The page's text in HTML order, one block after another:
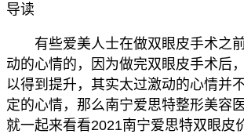
导读
有些爱美人士在做双眼皮手术之
动的心情的，因为做完双眼皮手术后
以得到提升，其实太过激动的心情并
定的心情，那么南宁爱思特整形美容
就一起来看看2021南宁爱思特双眼皮